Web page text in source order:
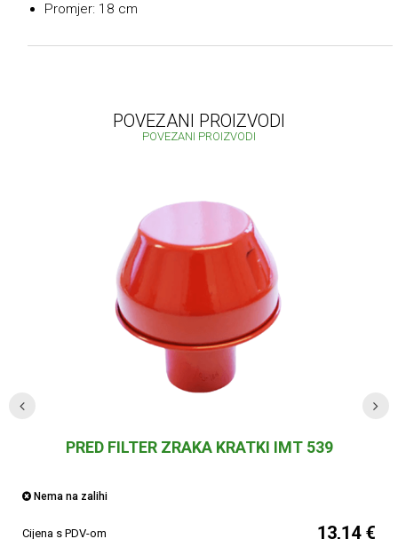
Promjer: 18 cm
POVEZANI PROIZVODI
POVEZANI PROIZVODI
PRED FILTER ZRAKA KRATKI IMT 539
Nema na zalihi
Cijena s PDV-om 13,14 €